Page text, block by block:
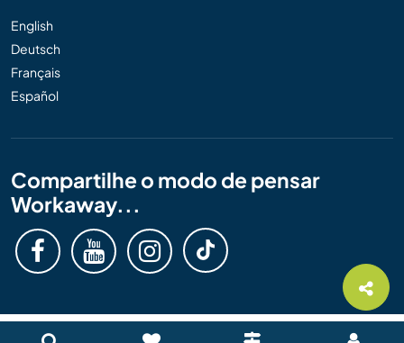
English
Deutsch
Français
Español
Compartilhe o modo de pensar
Workaway...